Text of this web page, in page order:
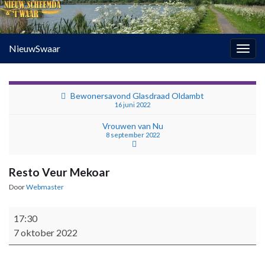
NieuwSwaar
Bewonersavond Glasdraad Oldambt
16 juni 2022
Vrouwen van Nu
8 september 2022
Resto Veur Mekoar
DoorWebmaster
Resto Veur Mekoar
17:30
7 oktober 2022